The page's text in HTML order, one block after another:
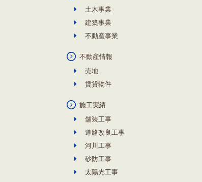
土木事業
建築事業
不動産事業
不動産情報
売地
賃貸物件
施工実績
舗装工事
道路改良工事
河川工事
砂防工事
太陽光工事